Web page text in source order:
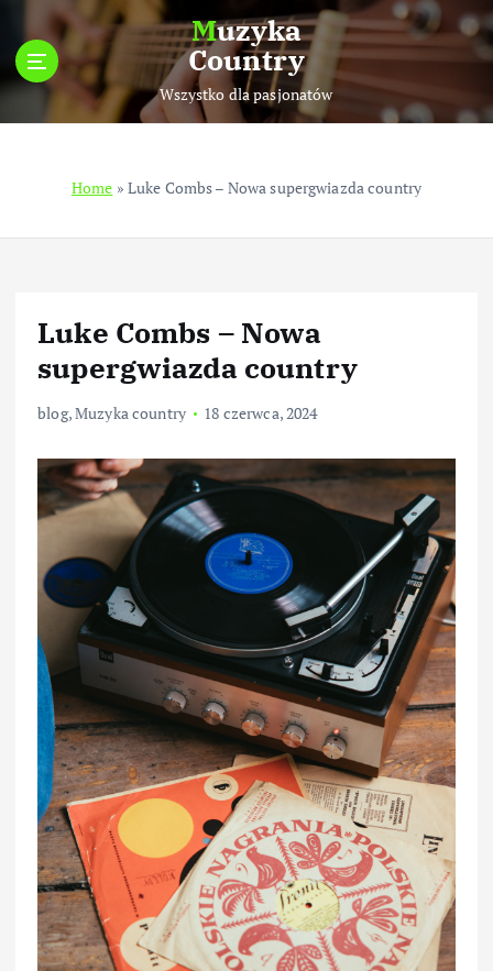
p
t
Muzyka
Country
Wszystko dla pasjonatów
Home » Luke Combs – Nowa supergwiazda country
Luke Combs – Nowa
supergwiazda country
blog,Muzyka country 18 czerwca, 2024